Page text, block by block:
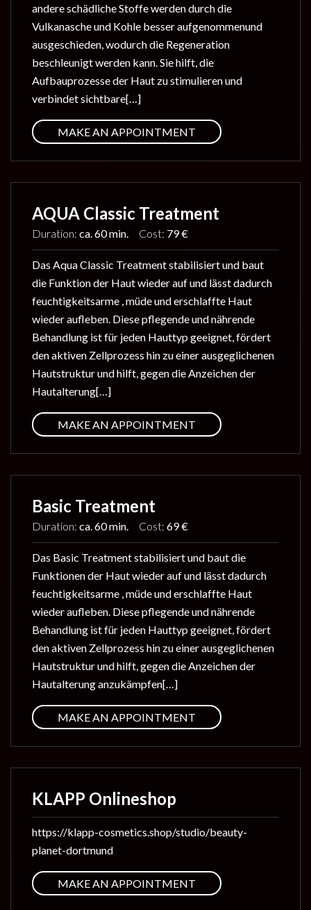
andere schädliche Stoffe werden durch die
Vulkanasche und Kohle besser aufgenommenund
ausgeschieden, wodurch die Regeneration
beschleunigt werden kann. Sie hilft, die
Aufbauprozesse der Haut zu stimulieren und
verbindet sichtbare[…]
MAKE AN APPOINTMENT
AQUA Classic Treatment
Duration: ca. 60 min. Cost: 79 €
Das Aqua Classic Treatment stabilisiert und baut
die Funktion der Haut wieder auf und lässt dadurch
feuchtigkeitsarme , müde und erschlaffte Haut
wieder aufleben. Diese pflegende und nährende
Behandlung ist für jeden Hauttyp geeignet, fördert
den aktiven Zellprozess hin zu einer ausgeglichenen
Hautstruktur und hilft, gegen die Anzeichen der
Hautalterung[…]
MAKE AN APPOINTMENT
Basic Treatment
Duration: ca. 60 min. Cost: 69 €
Das Basic Treatment stabilisiert und baut die
Funktionen der Haut wieder auf und lässt dadurch
feuchtigkeitsarme , müde und erschlaffte Haut
wieder aufleben. Diese pflegende und nährende
Behandlung ist für jeden Hauttyp geeignet, fördert
den aktiven Zellprozess hin zu einer ausgeglichenen
Hautstruktur und hilft, gegen die Anzeichen der
Hautalterung anzukämpfen[…]
MAKE AN APPOINTMENT
KLAPP Onlineshop
https://klapp-cosmetics.shop/studio/beauty-
planet-dortmund
MAKE AN APPOINTMENT